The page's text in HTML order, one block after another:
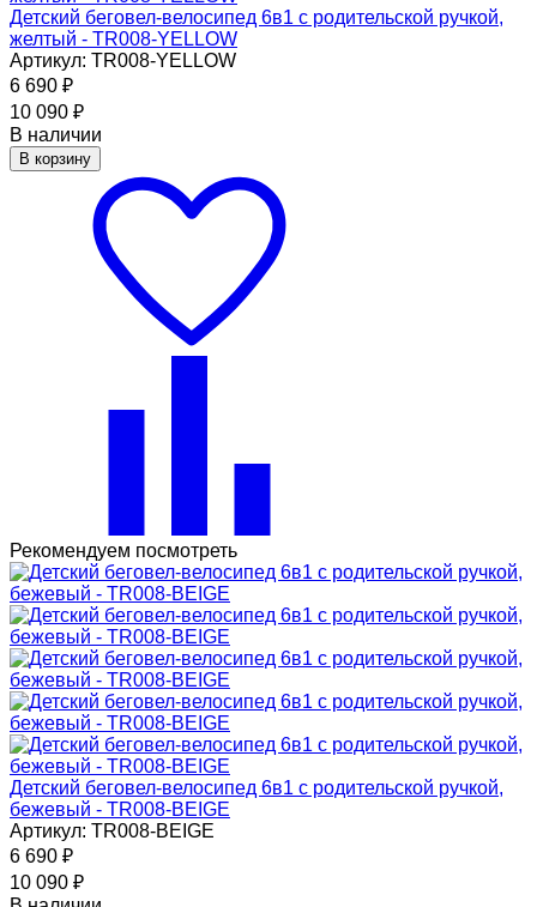
Детский беговел-велосипед 6в1 с родительской ручкой,
желтый - TR008-YELLOW
Артикул: TR008-YELLOW
6 690 ₽
10 090 ₽
В наличии
В корзину
Рекомендуем посмотреть
Детский беговел-велосипед 6в1 с родительской ручкой,
бежевый - TR008-BEIGE
Артикул: TR008-BEIGE
6 690 ₽
10 090 ₽